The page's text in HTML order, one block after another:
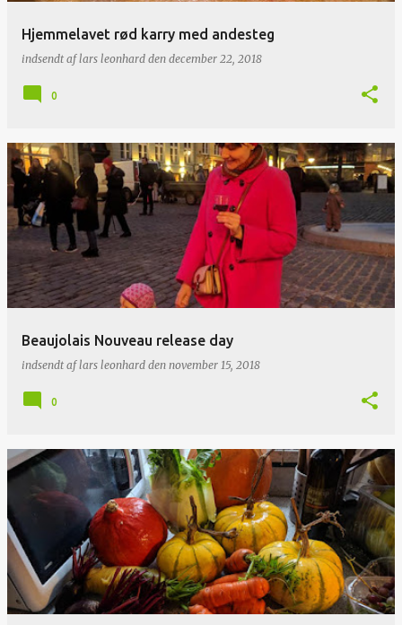
Hjemmelavet rød karry med andesteg
indsendt aflars leonhard den december 22, 2018
0
Beaujolais Nouveau release day
indsendt aflars leonhard den november 15, 2018
0